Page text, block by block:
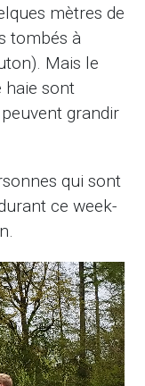
mètres de
tombés à
Mais le
haie sont
grandir
qui sont
ce week-